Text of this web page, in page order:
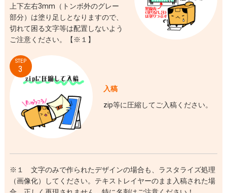
上下左右3mm（トンボ外のグレー
部分）は塗り足しとなりますので、
切れて困る文字等は配置しないよう
ご注意ください。【※１】
STEP
3
入稿
zip等に圧縮してご入稿ください。
※１ 文字のみで作られたデザインの場合も、ラスタライズ処理
（画像化）してください。テキストレイヤーのまま入稿された場